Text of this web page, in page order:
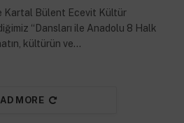
Kartal Bülent Ecevit Kültür
“Dansları ile Anadolu 8 Halk
kültürün ve…
MORE